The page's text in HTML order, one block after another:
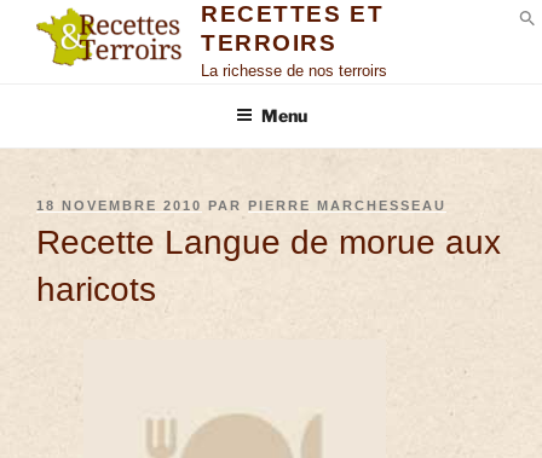
RECETTES ET
TERROIRS
La richesse de nos terroirs
Menu
18 NOVEMBRE 2010 PAR PIERRE MARCHESSEAU
Recette Langue de morue aux
haricots